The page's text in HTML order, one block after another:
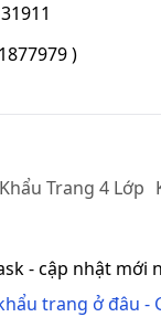
)
Khẩu Trang 4 Lớp
- cập nhật mới
trang ở đâu -